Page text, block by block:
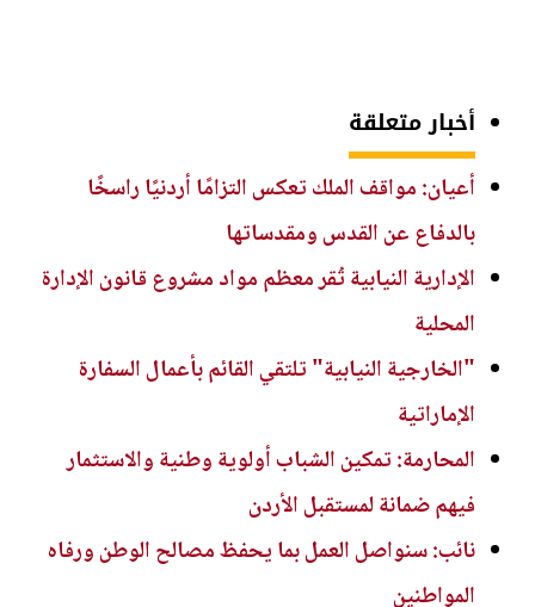
أخبار متعلقة
أعيان: مواقف الملك تعكس التزامًا أردنيًا راسخًا
بالدفاع عن القدس ومقدساتها
الإدارية النيابية تُقر معظم مواد مشروع قانون الإدارة
المحلية
"الخارجية النيابية" تلتقي القائم بأعمال السفارة
الإماراتية
المحارمة: تمكين الشباب أولوية وطنية والاستثمار
فيهم ضمانة لمستقبل الأردن
نائب: سنواصل العمل بما يحفظ مصالح الوطن ورفاه
المواطنين